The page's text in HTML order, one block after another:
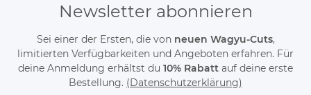
Newsletter abonnieren
Sei einer der Ersten, die von neuen Wagyu-Cuts,
limitierten Verfügbarkeiten und Angeboten erfahren. Für
deine Anmeldung erhältst du 10% Rabatt auf deine erste
Bestellung. (Datenschutzerklärung)